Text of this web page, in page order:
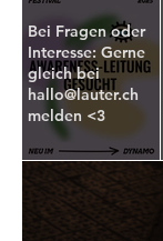
Bei Fragen oder
Interesse: Gerne
gleich bei
hallo@lauter.ch
melden <3